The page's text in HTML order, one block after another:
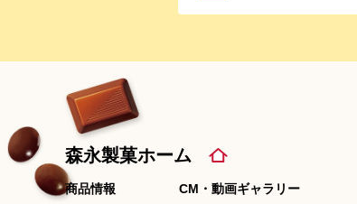
森永製菓ホーム
商品情報 CM・動画ギャラリー